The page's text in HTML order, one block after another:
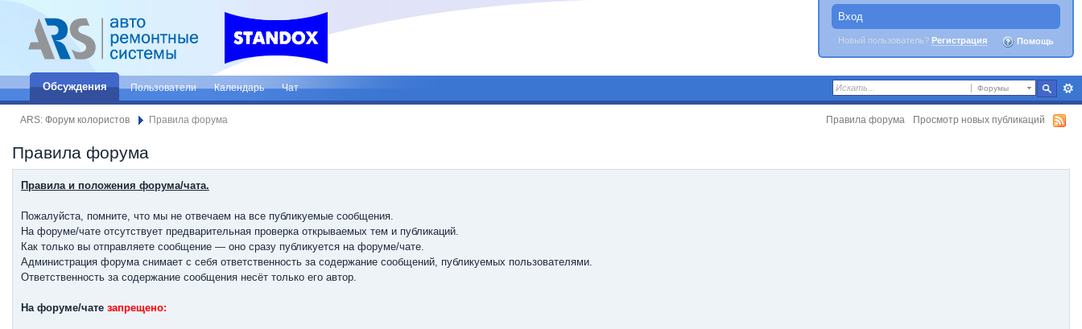
Вход
Новый пользователь? Регистрация Помощь
Форумы
Обсуждения Пользователи Календарь Чат
ARS: Форум колористов Правила форума Правила форума Просмотр новых публикаций
Правила форума
Правила и положения форума/чата.
Пожалуйста, помните, что мы не отвечаем на все публикуемые сообщения.
На форуме/чате отсутствует предварительная проверка открываемых тем и публикаций.
Как только вы отправляете сообщение — оно сразу публикуется на форуме/чате.
Администрация форума снимает с себя ответственность за содержание сообщений, публикуемых пользователями.
Ответственность за содержание сообщения несёт только его автор.
На форуме/чате запрещено: